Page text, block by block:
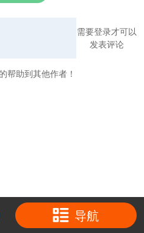
需要登录才可以
发表评论
帮助到其他作者！
导航